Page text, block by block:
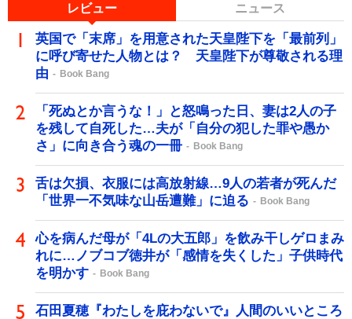
レビュー ニュース
英国で「末席」を用意された天皇陛下を「最前列」
に呼び寄せた人物とは？ 天皇陛下が尊敬される理
由
Book Bang
「死ぬとか言うな！」と怒鳴った日、妻は2人の子
を残して自死した…夫が「自分の犯した罪や愚か
さ」に向き合う魂の一冊
Book Bang
舌は欠損、衣服には高放射線…9人の若者が死んだ
「世界一不気味な山岳遭難」に迫る
Book Bang
心を病んだ母が「4Lの大五郎」を飲み干しゲロまみ
れに…ノブコブ徳井が「感情を失くした」子供時代
を明かす
Book Bang
石田夏穂『わたしを庇わないで』人間のいいところ